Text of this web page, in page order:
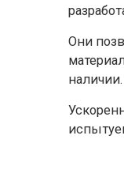
Они
наличии.